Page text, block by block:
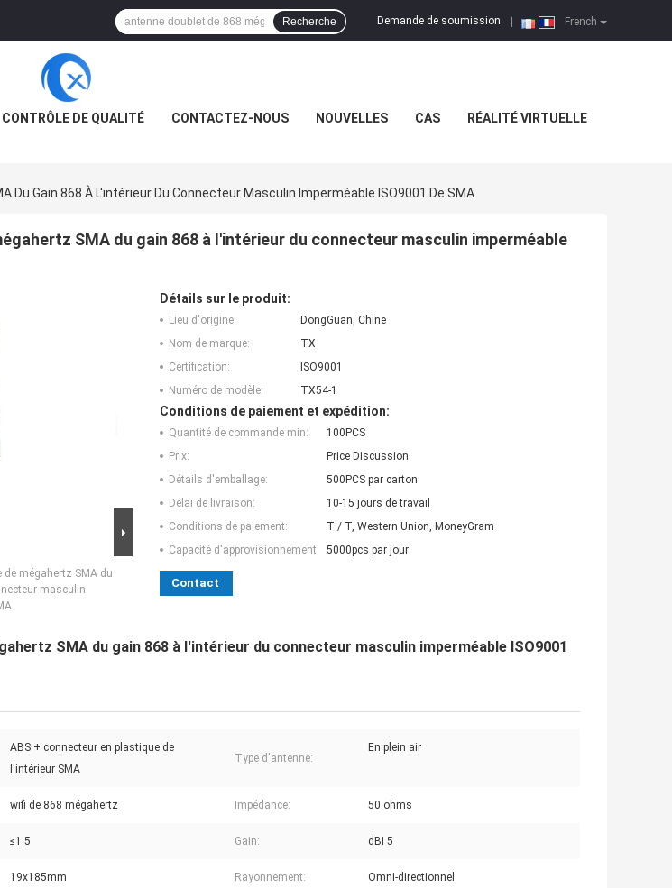
French
Demande de soumission
Recherche
CONTRÔLE DE QUALITÉ CONTACTEZ-NOUS NOUVELLES CAS RÉALITÉ VIRTUELLE
Du Gain 868 À L'intérieur Du Connecteur Masculin Imperméable ISO9001 De SMA
SMA du gain 868 à l'intérieur du connecteur masculin imperméable
de mégahertz SMA du
masculin
Détails sur le produit:
Lieu d'origine:
DongGuan, Chine
Nom de marque:
TX
Certification:
ISO9001
Numéro de modèle:
TX54-1
Conditions de paiement et expédition:
Quantité de commande min:
100PCS
Prix:
Price Discussion
Détails d'emballage:
500PCS par carton
Délai de livraison:
10-15 jours de travail
Conditions de paiement:
T / T, Western Union, MoneyGram
Capacité d'approvisionnement:
5000pcs par jour
Contact
SMA du gain 868 à l'intérieur du connecteur masculin imperméable ISO9001
ABS + connecteur en plastique de
l'intérieur SMA
Type d'antenne:
En plein air
wifi de 868 mégahertz Impédance: 50 ohms
≤1.5 Gain: dBi 5
19x185mm Rayonnement: Omni-directionnel